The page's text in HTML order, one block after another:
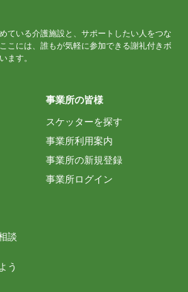
ている介護施設と、サポートしたい人をつな
こには、誰もが気軽に参加できる謝礼付きボ
ます。
談
う
事業所の皆様
スケッターを探す
事業所利用案内
事業所の新規登録
事業所ログイン